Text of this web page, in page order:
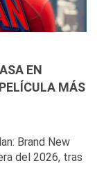
EN
MÁS
Brand New
del 2026, tras